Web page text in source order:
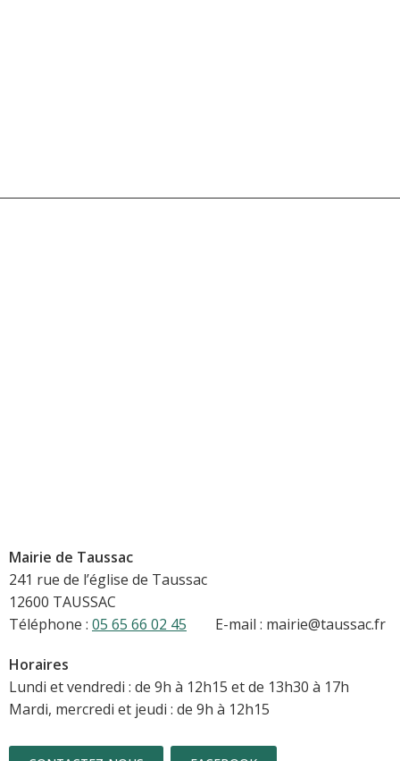
Mairie de Taussac
241 rue de l’église de Taussac
12600 TAUSSAC
Téléphone : 05 65 66 02 45 E-mail : mairie@taussac.fr
Horaires
Lundi et vendredi : de 9h à 12h15 et de 13h30 à 17h
Mardi, mercredi et jeudi : de 9h à 12h15